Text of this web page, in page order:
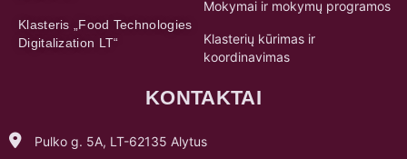
KONTAKTAI
Pulko g. 5A, LT-62135 Alytus